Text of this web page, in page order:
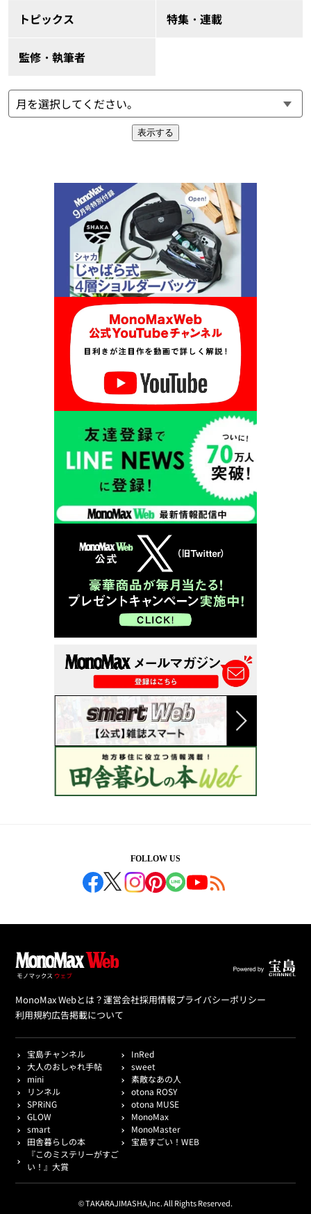
トピックス 特集・連載
監修・執筆者
表示する
FOLLOW US
MonoMax Webとは？運営会社採用情報プライバシーポリシー
利用規約広告掲載について
宝島チャンネル
InRed
大人のおしゃれ手帖
sweet
mini
素敵なあの人
リンネル
otona ROSY
SPRiNG
otona MUSE
GLOW
MonoMax
smart
MonoMaster
田舎暮らしの本
宝島すごい！WEB
『このミステリーがすご
い！』大賞
© TAKARAJIMASHA,Inc. All Rights Reserved.